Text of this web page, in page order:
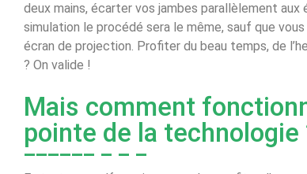
deux mains, écarter vos jambes parallèlement aux
simulation le procédé sera le même, sauf que
écran de projection. Profiter du beau temps, de
? On valide !
Mais comment
pointe de la technologie